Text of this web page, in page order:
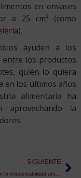
en envases
a 25 cm² (como
).
ayuden a los
entre los productos
quién lo quiera
en los últimos años
alimentaria ha
la
SIGUIENTE
¿Quién tiene la responsabilidad ante una caída en un hotel?